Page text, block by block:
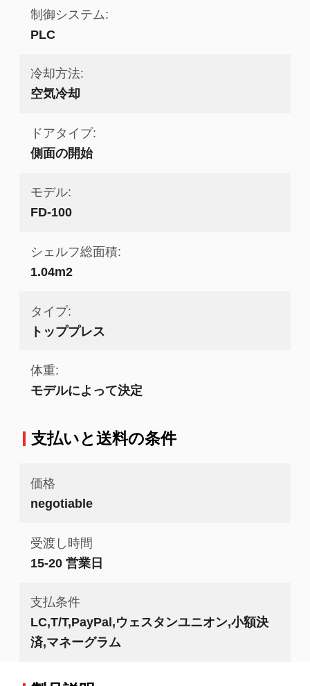
制御システム:
PLC
冷却方法:
空気冷却
ドアタイプ:
側面の開始
モデル:
FD-100
シェルフ総面積:
1.04m2
タイプ:
トッププレス
体重:
モデルによって決定
支払いと送料の条件
価格
negotiable
受渡し時間
15-20 営業日
支払条件
LC,T/T,PayPal,ウェスタンユニオン,小額決
済,マネーグラム